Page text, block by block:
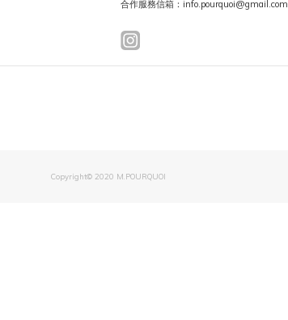
合作服務信箱：info.pourquoi@gmail.com
Copyright© 2020 M.POURQUOI